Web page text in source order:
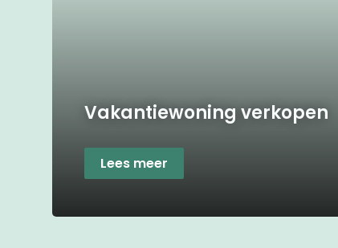
Vakantiewoning verkopen
Lees meer